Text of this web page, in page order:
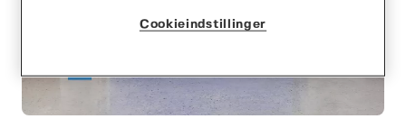
Cookieindstillinger